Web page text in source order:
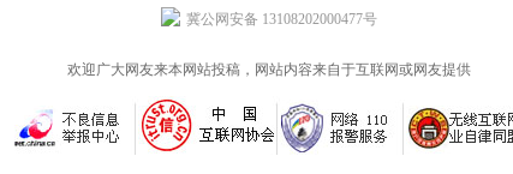
冀公网安备 13108202000477号
欢迎广大网友来本网站投稿，网站内容来自于互联网或网友提供